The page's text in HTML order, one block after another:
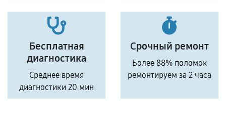
Бесплатная
диагностика
Среднее время
диагностики 20 мин
Срочный ремонт
Более 88% поломок
ремонтируем за 2 часа